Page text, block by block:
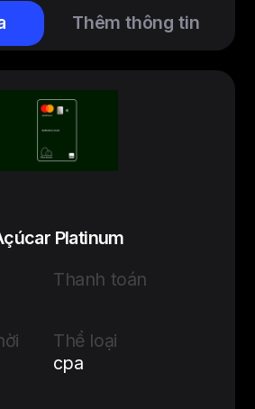
Thêm thông tin
Platinum
Thanh toán
Thể loại
cpa